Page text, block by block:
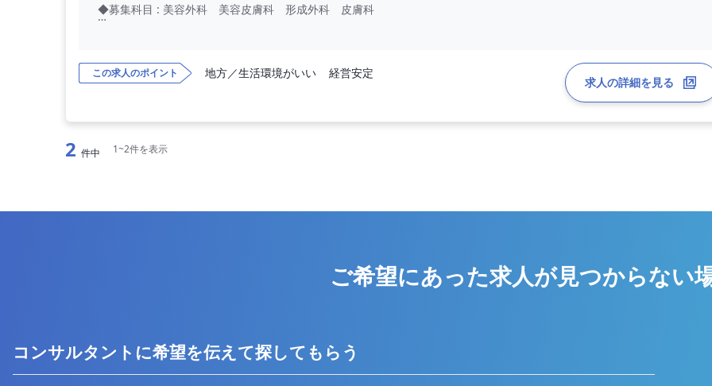
◆募集科目 : 美容外科 美容皮膚科 形成外科 皮膚科
◆勤務時間 : 9：30～18：30（休憩1時間）
◆勤務内容：美容外科、美容皮膚科外来（問診、施術、手術等）
形成外科 皮膚科（問診、小手術等）
この求人のポイント 地方／生活環境がいい 経営安定
求人の詳細を見る
2 件中 1~2件を表示
ご希望にあった求人が見つからない
コンサルタントに希望を伝えて探してもらう